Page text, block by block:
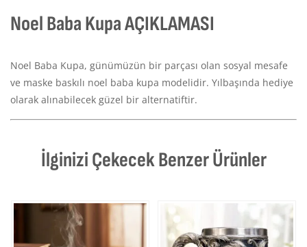
Noel Baba Kupa AÇIKLAMASI
Noel Baba Kupa, günümüzün bir parçası olan sosyal mesafe
ve maske baskılı noel baba kupa modelidir. Yılbaşında hediye
olarak alınabilecek güzel bir alternatiftir.
İlginizi Çekecek Benzer Ürünler